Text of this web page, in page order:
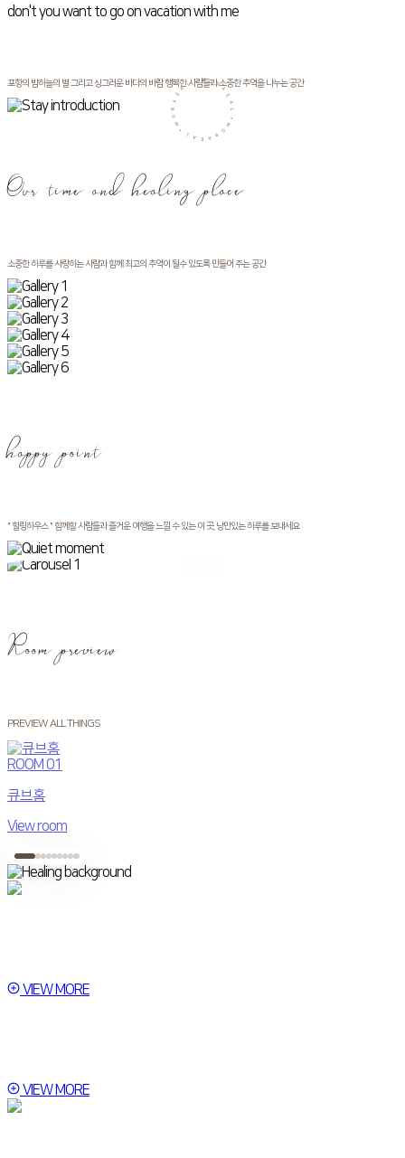
don't you want to go on vacation with me
M O
R
A
E
A
M
O
R
A
E
A
L
*
M
O
A
E
A
L
*
포항의 밤하늘의 별 그리고 싱그러운 바다의 바람 행복한 사람들과 소중한 추억을 나누는 공간
Our time and healing place
소중한 하루를 사랑하는 사람과 함께 최고의 추억이 될수 있도록 만들어 주는 공간
happy point
" 힐링하우스 " 함께할 사람들과 즐거운 여행을 느낄 수 있는 이 곳, 낭만있는 하루를 보내세요
Room preview
PREVIEW ALL THINGS
ROOM 01
큐브홈
View room
VIEW MORE
VIEW MORE